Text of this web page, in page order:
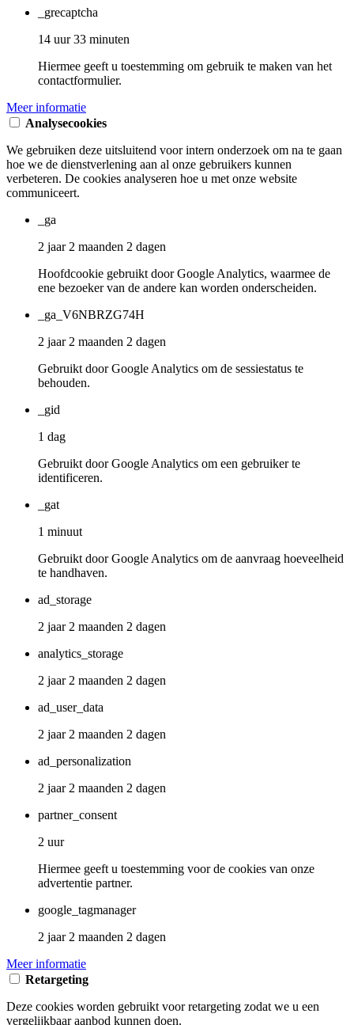
_grecaptcha
14 uur 33 minuten
Hiermee geeft u toestemming om gebruik te maken van het
contactformulier.
Meer informatie
Analysecookies
We gebruiken deze uitsluitend voor intern onderzoek om na te gaan
hoe we de dienstverlening aan al onze gebruikers kunnen
verbeteren. De cookies analyseren hoe u met onze website
communiceert.
_ga
2 jaar 2 maanden 2 dagen
Hoofdcookie gebruikt door Google Analytics, waarmee de
ene bezoeker van de andere kan worden onderscheiden.
_ga_V6NBRZG74H
2 jaar 2 maanden 2 dagen
Gebruikt door Google Analytics om de sessiestatus te
behouden.
_gid
1 dag
Gebruikt door Google Analytics om een gebruiker te
identificeren.
_gat
1 minuut
Gebruikt door Google Analytics om de aanvraag hoeveelheid
te handhaven.
ad_storage
2 jaar 2 maanden 2 dagen
analytics_storage
2 jaar 2 maanden 2 dagen
ad_user_data
2 jaar 2 maanden 2 dagen
ad_personalization
2 jaar 2 maanden 2 dagen
partner_consent
2 uur
Hiermee geeft u toestemming voor de cookies van onze
advertentie partner.
google_tagmanager
2 jaar 2 maanden 2 dagen
Meer informatie
Retargeting
Deze cookies worden gebruikt voor retargeting zodat we u een
vergelijkbaar aanbod kunnen doen.